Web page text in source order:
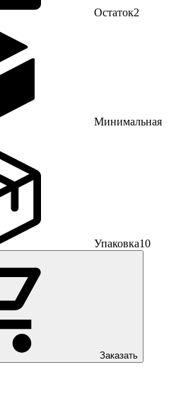
Остаток2
Минимальная
Упаковка10
Заказать